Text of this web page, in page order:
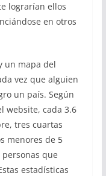
lograrían ellos
en otros
un mapa del
vez que alguien
un país. Según
website, cada 3.6
tres cuartas
menores de 5
que
estadísticas